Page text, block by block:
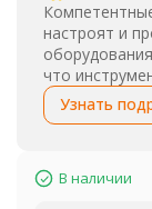
настроят и
что
Узнать
В наличии